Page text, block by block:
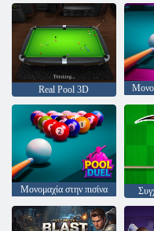
Real Pool 3D
Μονομαχία στην πισίνα